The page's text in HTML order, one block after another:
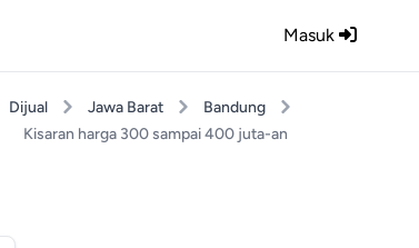
Masuk
Dijual Jawa Barat
Bandung
Kisaran harga 300 sampai 400 juta-an